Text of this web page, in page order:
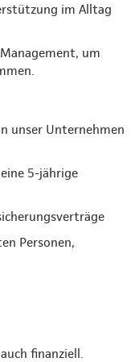
im Alltag
um
unser Unternehmen
5-jährige
Personen,
finanziell.